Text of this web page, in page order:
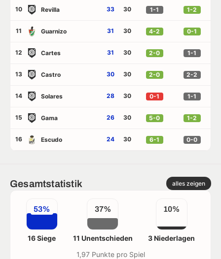
10 Revilla 33 30 1-1 1-2
11 Guarnizo 31 30 4-2 0-1
12 Cartes 31 30 2-0 1-1
13 Castro 30 30 2-0 2-2
14 Solares 28 30 0-1 1-1
15 Gama 26 30 5-0 1-2
16 Escudo 24 30 6-1 0-0
Gesamtstatistik alles zeigen
53%
16 Siege
37%
11 Unentschieden
10%
3 Niederlagen
1,97 Punkte pro Spiel